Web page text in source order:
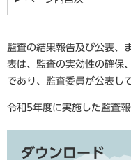
監査の結果報告及び公表、
表は、監査の実効性の確保
であり、監査委員が公表し
令和5年度に実施した監査報
ダウンロード